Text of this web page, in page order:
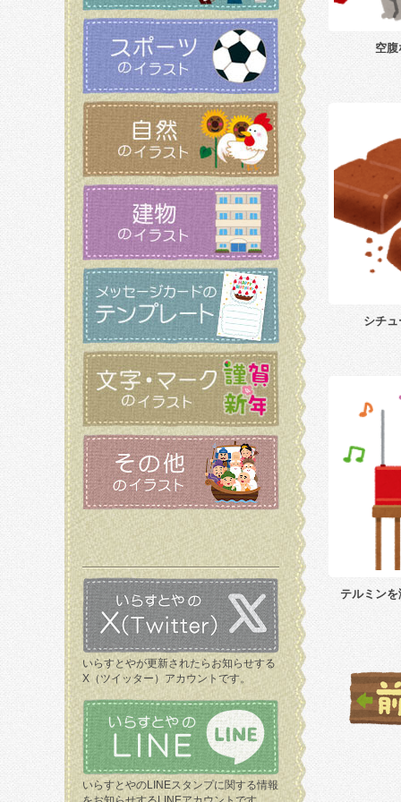
いらすとやが更新されたらお知らせする
X（ツイッター）アカウントです。
いらすとやのLINEスタンプに関する情報
空
シチ
テルミン